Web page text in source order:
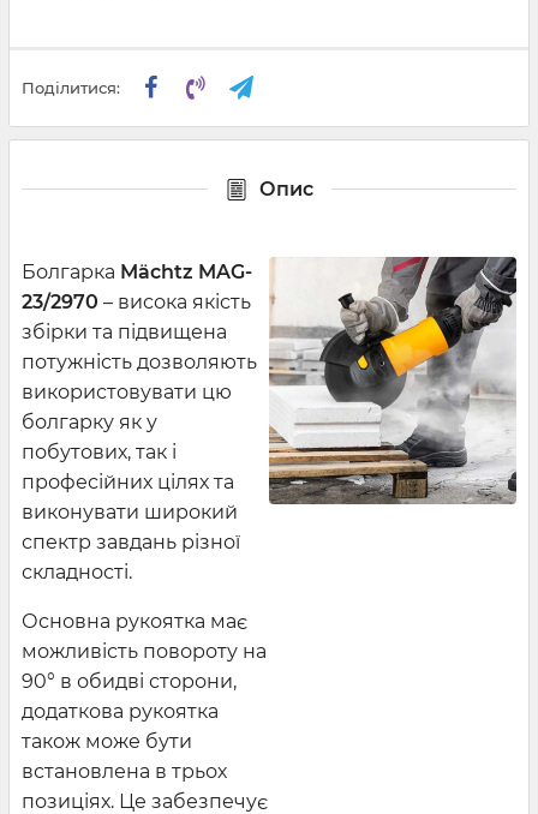
Поділитися:
Опис
Болгарка Mächtz MAG-
23/2970 – висока якість
збірки та підвищена
потужність дозволяють
використовувати цю
болгарку як у
побутових, так і
професійних цілях та
виконувати широкий
спектр завдань різної
складності.
Основна рукоятка має
можливість повороту на
90° в обидві сторони,
додаткова рукоятка
також може бути
встановлена ​​в трьох
позиціях. Це забезпечує